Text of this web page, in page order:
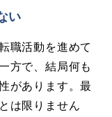
い
職活動を進めて
方で、結局何も
があります。最
は限りません